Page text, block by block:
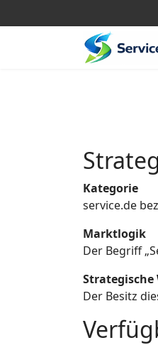
Kategorie
service.de
Marktlogik
Der Begriff
Strategische
Der Besitz